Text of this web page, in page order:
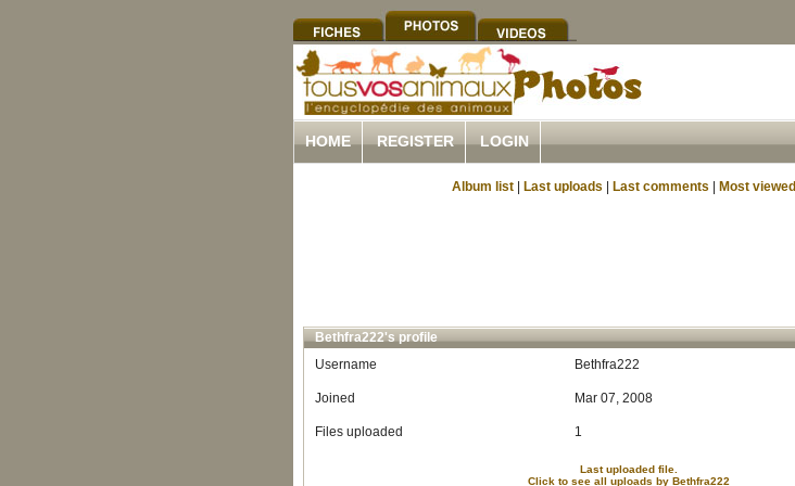
HOME REGISTER LOGIN
Album list Last uploads Last comments Most viewed
Bethfra222's profile
Username
Bethfra222
Joined Mar 07, 2008
Files uploaded 1
Last uploaded file.
Click to see all uploads by Bethfra222